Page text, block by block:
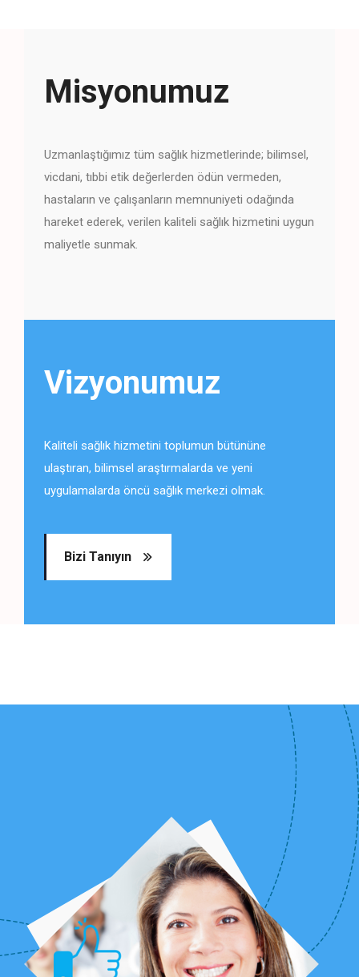
Misyonumuz
Uzmanlaştığımız tüm sağlık hizmetlerinde; bilimsel,
vicdani, tıbbi etik değerlerden ödün vermeden,
hastaların ve çalışanların memnuniyeti odağında
hareket ederek, verilen kaliteli sağlık hizmetini uygun
maliyetle sunmak.
Vizyonumuz
Kaliteli sağlık hizmetini toplumun bütününe
ulaştıran, bilimsel araştırmalarda ve yeni
uygulamalarda öncü sağlık merkezi olmak.
Bizi Tanıyın